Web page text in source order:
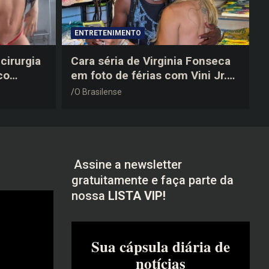
a
ENTRETENIMENTO
Cara séria de Virginia Fonseca
em foto de férias com Vini Jr.
vira piada na web: “Não
O Brasilense
Assine a newsletter
gratuitamente e faça parte da
nossa LISTA VIP!
Sua cápsula diária de
notícias